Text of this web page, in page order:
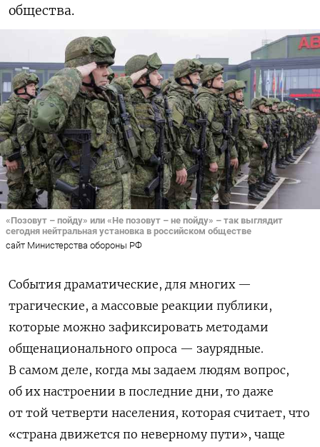
общества.
«Позовут – пойду» или «Не позовут – не пойду» – так выглядит
сегодня нейтральная установка в российском обществе
сайт Министерства обороны РФ
События драматические, для многих —
трагические, а массовые реакции публики,
которые можно зафиксировать методами
общенационального опроса — заурядные.
В самом деле, когда мы задаем людям вопрос,
об их настроении в последние дни, то даже
от той четверти населения, которая считает, что
«страна движется по неверному пути», чаще